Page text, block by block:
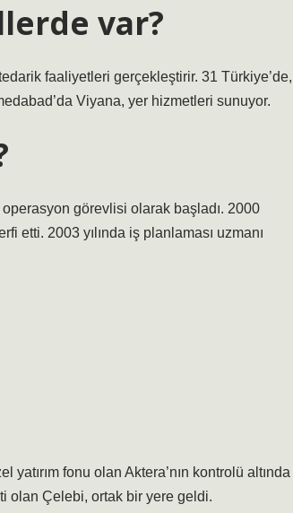
var?
faaliyetleri gerçekleştirir. 31 Türkiye’de,
Viyana, yer hizmetleri sunuyor.
görevlisi olarak başladı. 2000
etti. 2003 yılında iş planlaması uzmanı
fonu olan Aktera’nın kontrolü altında
olan Çelebi, ortak bir yere geldi.